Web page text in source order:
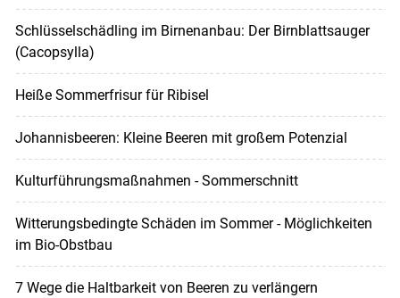
Schlüsselschädling im Birnenanbau: Der Birnblattsauger
(Cacopsylla)
Heiße Sommerfrisur für Ribisel
Johannisbeeren: Kleine Beeren mit großem Potenzial
Kulturführungsmaßnahmen - Sommerschnitt
Witterungsbedingte Schäden im Sommer - Möglichkeiten
im Bio-Obstbau
7 Wege die Haltbarkeit von Beeren zu verlängern